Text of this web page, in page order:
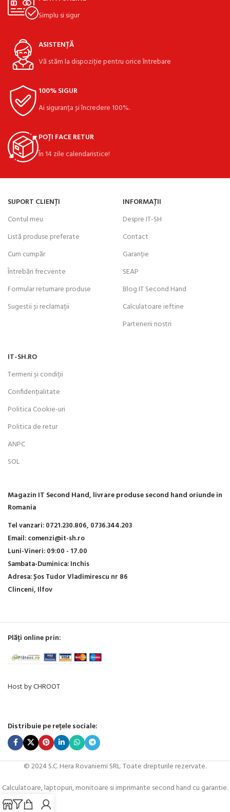
Simplu si sigur
ASISTENȚĂ
Vă stăm la dispoziție pentru orice întrebare
100% SIGUR
Ai siguranța și încredere 100%.
POȚI FACE RETUR
În 14 zile calendaristice!
SUPORT CLIENȚI
Contul meu
Listă produse preferate
Cum cumpăr
Întrebări frecvente
Formular returnare produse
Sugestii și reclamații
INFORMAȚII
Despre IT-SH
Contact
Garanție
SEAP
Blog IT Second Hand
Calculatoare ieftine
Partenerii nostri
IT-SH.RO
Termeni și condiții
Confidențialitate
Politica Cookie-uri
Politica de retur
ANPC
SOL
Magazin IT Second Hand, livrare produse second hand oriunde in
Romania
Tel vanzari:0721.230.806, 0736.344.203
Email:comenzi@it-sh.ro
Luni-Vineri:09:00 - 17.00
Sambata-Duminica:Inchis
Adresa:Șos Tudor Vladimirescu nr 86
Clinceni, Ilfov
Plăți online prin:
Host by CHROOT
Distribuie pe rețele sociale:
© 2024 S.C. Hera Rovaniemi SRL. Toate drepturile rezervate.
Calculatoare, laptopuri, monitoare si imprimante second hand cu garantie.